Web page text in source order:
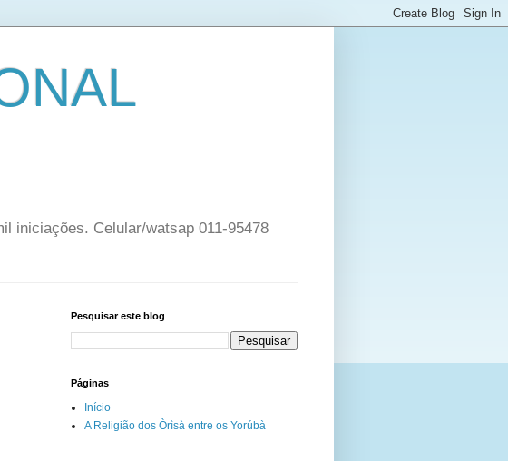
iniciações. Celular/watsap 011-95478
Pesquisar este blog
Páginas
Início
A Religião dos Òrìsà entre os Yorúbà